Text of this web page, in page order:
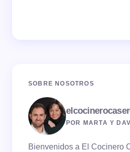
SOBRE NOSOTROS
POR MARTA Y
Bienvenidos a El Cocinero